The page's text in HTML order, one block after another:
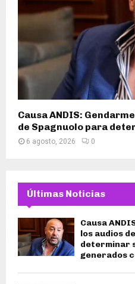
Causa ANDIS:
de Spagnuolo para
6 agosto, 2026 0
Últimas Noticias
Causa
los audios
determinar
generados